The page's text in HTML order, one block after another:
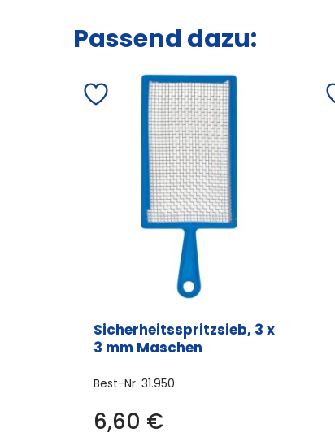
Passend dazu:
Sicherheitsspritzsieb, 3 x
3 mm Maschen
Best-Nr. 31.950
6,60 €